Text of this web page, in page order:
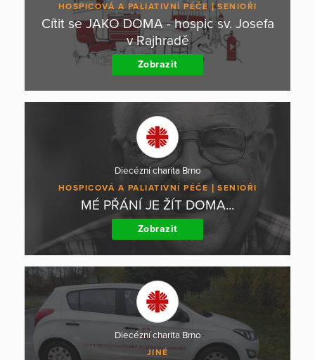
HOSPICOVÁ A PALIATIVNÍ PÉČE SENIOŘI
Cítit se JAKO DOMA - hospic sv. Josefa
v Rajhradě
Zobrazit
Diecézní charita Brno
HOSPICOVÁ A PALIATIVNÍ PÉČE SENIOŘI
MÉ PŘÁNÍ JE ŽÍT DOMA...
Zobrazit
Diecézní charita Brno
JINÉ